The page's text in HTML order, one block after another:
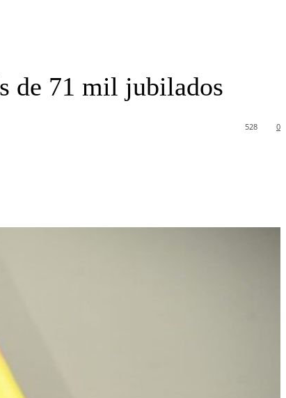
de 71 mil jubilados
0
528